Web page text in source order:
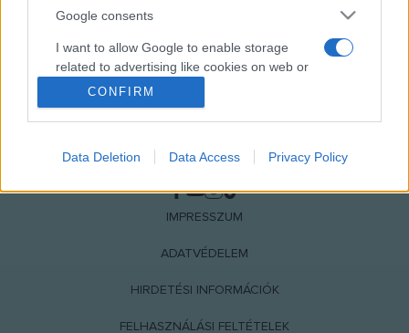
Google consents
I want to allow Google to enable storage
related to advertising like cookies on web or
device identifiers in apps.
I want to allow my user data to be sent to
personalized advertising.
related to analytics like cookies on web or
CONFIRM
Data Deletion Data Access Privacy Policy
NÉPI
IMPRESSZUM
ADATVÉDELEM
HIRDETÉSI INFORMÁCIÓK
FELHASZNÁLÁSI FELTÉTELEK